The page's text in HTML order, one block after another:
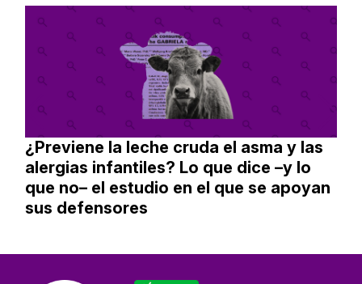
¿Previene la leche cruda el asma y las
alergias infantiles? Lo que dice –y lo
que no– el estudio en el que se apoyan
sus defensores